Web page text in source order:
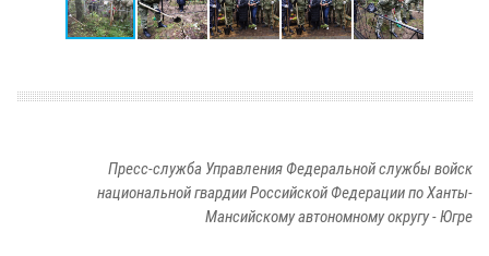
Пресс-служба Управления Федеральной службы войск
национальной гвардии Российской Федерации по Ханты-
Мансийскому автономному округу - Югре